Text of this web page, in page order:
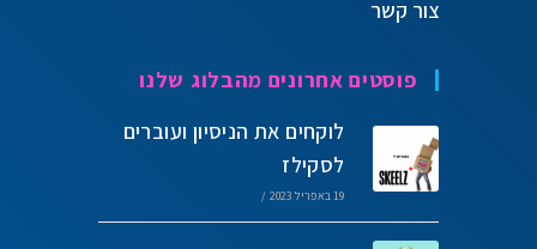
צור קשר
פוסטים אחרונים מהבלוג שלנו
לוקחים את הניסיון ועוברים
לסקילז
19 באפריל 2023 /